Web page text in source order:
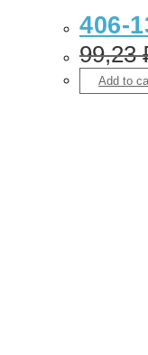
406-
99,23
Add to